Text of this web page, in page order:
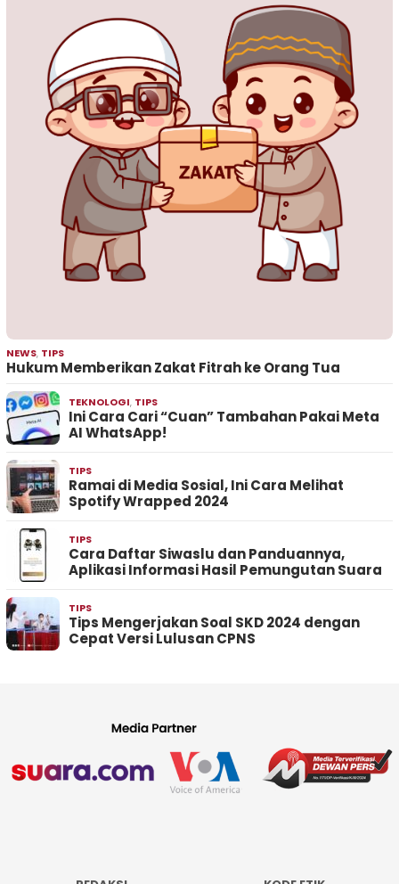
NEWS, TIPS
Hukum Memberikan Zakat Fitrah ke Orang Tua
TEKNOLOGI, TIPS
Ini Cara Cari “Cuan” Tambahan Pakai Meta
AI WhatsApp!
TIPS
Ramai di Media Sosial, Ini Cara Melihat
Spotify Wrapped 2024
TIPS
Cara Daftar Siwaslu dan Panduannya,
Aplikasi Informasi Hasil Pemungutan Suara
TIPS
Tips Mengerjakan Soal SKD 2024 dengan
Cepat Versi Lulusan CPNS